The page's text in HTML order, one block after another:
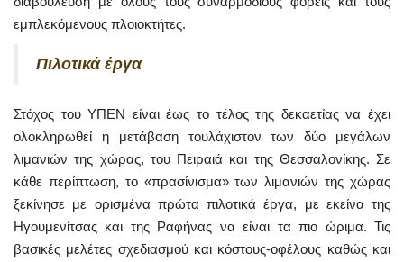
εμπλεκόμενους πλοιοκτήτες.
Πιλοτικά έργα
Στόχος του ΥΠΕΝ είναι έως το τέλος της δεκαετίας να έχει
ολοκληρωθεί η μετάβαση τουλάχιστον των δύο μεγάλων
λιμανιών της χώρας, του Πειραιά και της Θεσσαλονίκης. Σε
κάθε περίπτωση, το «πρασίνισμα» των λιμανιών της χώρας
ξεκίνησε με ορισμένα πρώτα πιλοτικά έργα, με εκείνα της
Ηγουμενίτσας και της Ραφήνας να είναι τα πιο ώριμα. Τις
βασικές μελέτες σχεδιασμού και κόστους-οφέλους καθώς και